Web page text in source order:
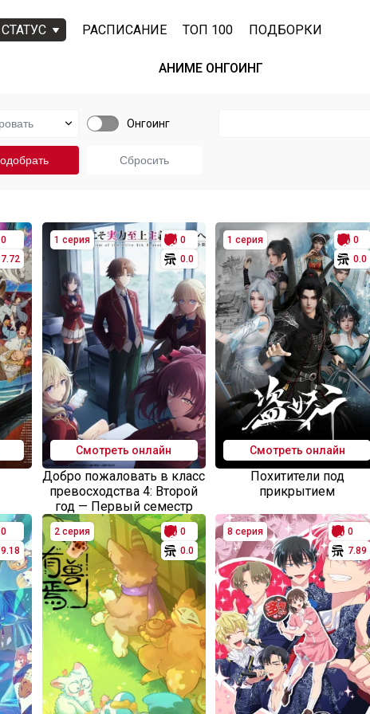
СТАТУС РАСПИСАНИЕ ТОП 100 ПОДБОРКИ
АНИМЕ ОНГОИНГ
Онгоинг
0
7.72
1 серия
0
0.0
Смотреть онлайн
Добро пожаловать в класс
превосходства 4: Второй
год — Первый семестр
1 серия
0
0.0
Смотреть онлайн
Похитители под
прикрытием
0
9.18
2 серия
0
0.0
8 серия
0
7.89